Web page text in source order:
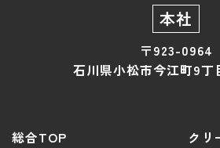
本社
〒923-0964
石川県小松市今江町9
総合TOP クリ